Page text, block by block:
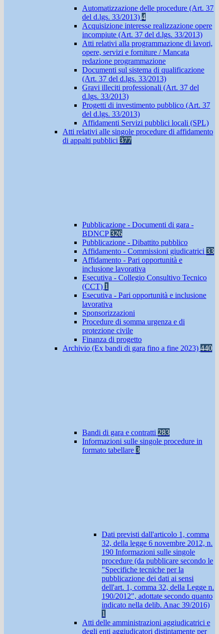
Automatizzazione delle procedure (Art. 37
del d.lgs. 33/2013) 4
Acquisizione interesse realizzazione opere
incompiute (Art. 37 del d.lgs. 33/2013)
Atti relativi alla programmazione di lavori,
opere, servizi e forniture / Mancata
redazione programmazione
Documenti sul sistema di qualificazione
(Art. 37 del d.lgs. 33/2013)
Gravi illeciti professionali (Art. 37 del
d.lgs. 33/2013)
Progetti di investimento pubblico (Art. 37
del d.lgs. 33/2013)
Affidamenti Servizi pubblici locali (SPL)
Atti relativi alle singole procedure di affidamento
di appalti pubblici 377
Pubblicazione - Documenti di gara -
BDNCP326
Pubblicazione - Dibattito pubblico
Affidamento - Commissioni giudicatrici 33
Affidamento - Pari opportunità e
inclusione lavorativa
Esecutiva - Collegio Consultivo Tecnico
(CCT) 1
Esecutiva - Pari opportunità e inclusione
lavorativa
Sponsorizzazioni
Procedure di somma urgenza e di
protezione civile
Finanza di progetto
Archivio (Ex bandi di gara fino a fine 2023) 440
Bandi di gara e contratti 283
Informazioni sulle singole procedure in
formato tabellare 3
Dati previsti dall'articolo 1, comma
32, della legge 6 novembre 2012, n.
190 Informazioni sulle singole
procedure (da pubblicare secondo le
"Specifiche tecniche per la
pubblicazione dei dati ai sensi
dell'art. 1, comma 32, della Legge n.
190/2012", adottate secondo quanto
indicato nella delib. Anac 39/2016)
1
Atti delle amministrazioni aggiudicatrici e
degli enti aggiudicatori distintamente per